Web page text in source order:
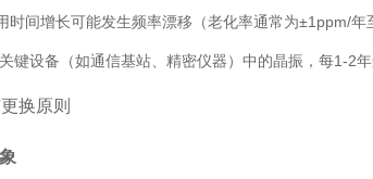
时间增长可能发生频率漂移（老化率通常为±1ppm/年
关键设备（如通信基站、精密仪器）中的晶振，每1-2
换原则